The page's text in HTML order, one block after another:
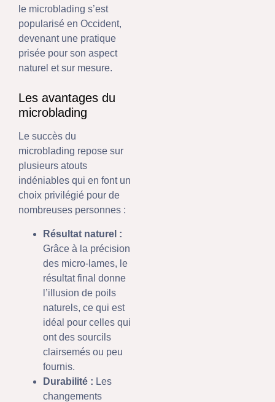
le microblading s’est
popularisé en Occident,
devenant une pratique
prisée pour son aspect
naturel et sur mesure.
Les avantages du
microblading
Le succès du
microblading repose sur
plusieurs atouts
indéniables qui en font un
choix privilégié pour de
nombreuses personnes :
Résultat naturel :
Grâce à la précision
des micro-lames, le
résultat final donne
l’illusion de poils
naturels, ce qui est
idéal pour celles qui
ont des sourcils
clairsemés ou peu
fournis.
Durabilité : Les
changements